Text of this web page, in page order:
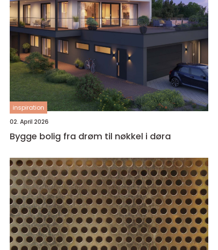
inspiration
02. April 2026
Bygge bolig fra drøm til nøkkel i døra